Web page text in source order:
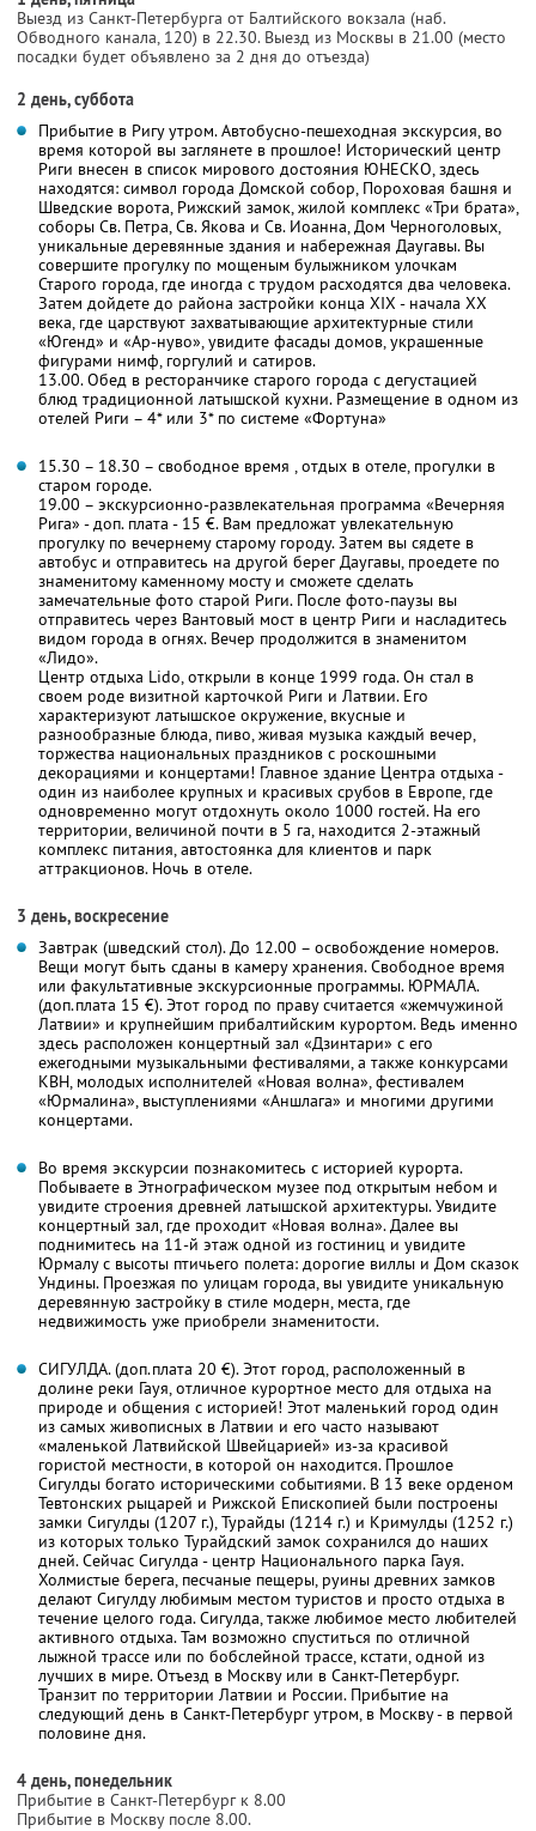
Выезд из Санкт-Петербурга от Балтийского вокзала (наб.
Обводного канала, 120) в 22.30. Выезд из Москвы в 21.00 (место
посадки будет объявлено за 2 дня до отъезда)
2 день, суббота
Прибытие в Ригу утром. Автобусно-пешеходная экскурсия, во
время которой вы заглянете в прошлое! Исторический центр
Риги внесен в список мирового достояния ЮНЕСКО, здесь
находятся: символ города Домской собор, Пороховая башня и
Шведские ворота, Рижский замок, жилой комплекс «Три брата»,
соборы Св. Петра, Св. Якова и Св. Иоанна, Дом Черноголовых,
уникальные деревянные здания и набережная Даугавы. Вы
совершите прогулку по мощеным булыжником улочкам
Старого города, где иногда с трудом расходятся два человека.
Затем дойдете до района застройки конца XIX - начала XX
века, где царствуют захватывающие архитектурные стили
«Югенд» и «Ар-нуво», увидите фасады домов, украшенные
фигурами нимф, горгулий и сатиров.
13.00. Обед в ресторанчике старого города с дегустацией
блюд традиционной латышской кухни. Размещение в одном из
отелей Риги – 4* или 3* по системе «Фортуна»
15.30 – 18.30 – свободное время , отдых в отеле, прогулки в
старом городе.
19.00 – экскурсионно-развлекательная программа «Вечерняя
Рига» - доп. плата - 15 €. Вам предложат увлекательную
прогулку по вечернему старому городу. Затем вы сядете в
автобус и отправитесь на другой берег Даугавы, проедете по
знаменитому каменному мосту и сможете сделать
замечательные фото старой Риги. После фото-паузы вы
отправитесь через Вантовый мост в центр Риги и насладитесь
видом города в огнях. Вечер продолжится в знаменитом
«Лидо».
Центр отдыха Lido, открыли в конце 1999 года. Он стал в
своем роде визитной карточкой Риги и Латвии. Его
характеризуют латышское окружение, вкусные и
разнообразные блюда, пиво, живая музыка каждый вечер,
торжества национальных праздников с роскошными
декорациями и концертами! Главное здание Центра отдыха -
один из наиболее крупных и красивых срубов в Европе, где
одновременно могут отдохнуть около 1000 гостей. На его
территории, величиной почти в 5 га, находится 2-этажный
комплекс питания, автостоянка для клиентов и парк
аттракционов. Ночь в отеле.
3 день, воскресение
Завтрак (шведский стол). До 12.00 – освобождение номеров.
Вещи могут быть сданы в камеру хранения. Свободное время
или факультативные экскурсионные программы. ЮРМАЛА.
(доп.плата 15 €). Этот город по праву считается «жемчужиной
Латвии» и крупнейшим прибалтийским курортом. Ведь именно
здесь расположен концертный зал «Дзинтари» с его
ежегодными музыкальными фестивалями, а также конкурсами
КВН, молодых исполнителей «Новая волна», фестивалем
«Юрмалина», выступлениями «Аншлага» и многими другими
концертами.
Во время экскурсии познакомитесь с историей курорта.
Побываете в Этнографическом музее под открытым небом и
увидите строения древней латышской архитектуры. Увидите
концертный зал, где проходит «Новая волна». Далее вы
поднимитесь на 11-й этаж одной из гостиниц и увидите
Юрмалу с высоты птичьего полета: дорогие виллы и Дом сказок
Ундины. Проезжая по улицам города, вы увидите уникальную
деревянную застройку в стиле модерн, места, где
недвижимость уже приобрели знаменитости.
СИГУЛДА. (доп.плата 20 €). Этот город, расположенный в
долине реки Гауя, отличное курортное место для отдыха на
природе и общения с историей! Этот маленький город один
из самых живописных в Латвии и его часто называют
«маленькой Латвийской Швейцарией» из-за красивой
гористой местности, в которой он находится. Прошлое
Сигулды богато историческими событиями. В 13 веке орденом
Тевтонских рыцарей и Рижской Епископией были построены
замки Сигулды (1207 г.), Турайды (1214 г.) и Кримулды (1252 г.)
из которых только Турайдский замок сохранился до наших
дней. Сейчас Сигулда - центр Национального парка Гауя.
Холмистые берега, песчаные пещеры, руины древних замков
делают Сигулду любимым местом туристов и просто отдыха в
течение целого года. Сигулда, также любимое место любителей
активного отдыха. Там возможно спуститься по отличной
лыжной трассе или по бобслейной трассе, кстати, одной из
лучших в мире. Отъезд в Москву или в Санкт-Петербург.
Транзит по территории Латвии и России. Прибытие на
следующий день в Санкт-Петербург утром, в Москву - в первой
половине дня.
4 день, понедельник
Прибытие в Санкт-Петербург к 8.00
Прибытие в Москву после 8.00.